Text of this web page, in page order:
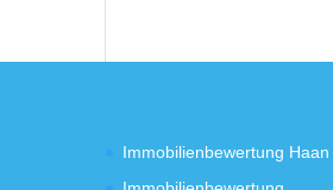
Immobilienbewertung Haan